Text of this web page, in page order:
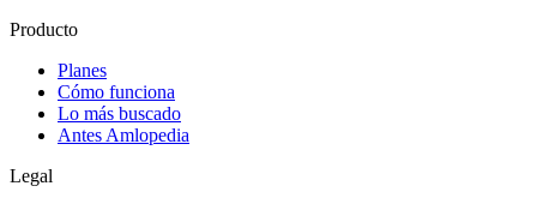
Producto
Planes
Cómo funciona
Lo más buscado
Antes Amlopedia
Legal